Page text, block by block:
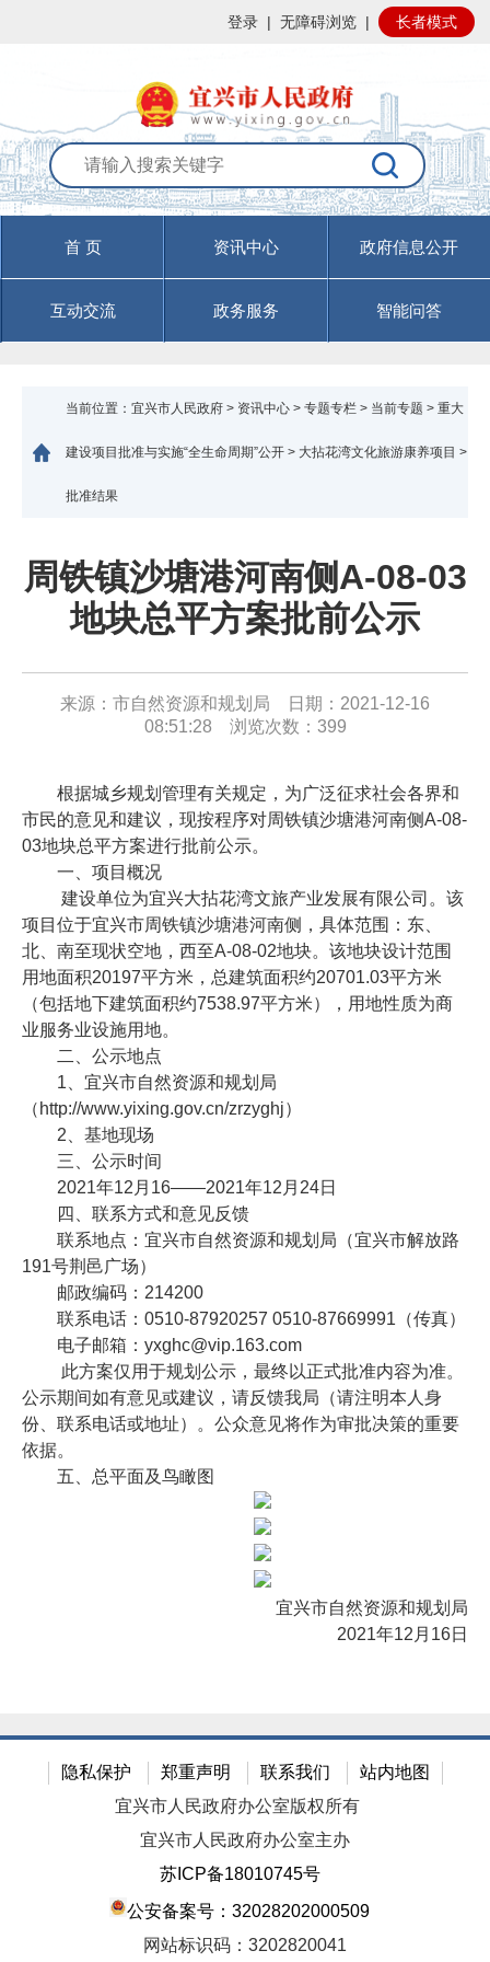
登录 | 无障碍浏览 | 长者模式
首 页 资讯中心 政府信息公开
互动交流 政务服务 智能问答
当前位置： 宜兴市人民政府 > 资讯中心 > 专题专栏 > 当前专题 > 重大
建设项目批准与实施“全生命周期”公开 > 大拈花湾文化旅游康养项目 >
批准结果
周铁镇沙塘港河南侧A-08-03
地块总平方案批前公示
来源：市自然资源和规划局 日期：2021-12-16
08:51:28 浏览次数： 399
根据城乡规划管理有关规定，为广泛征求社会各界和
市民的意见和建议，现按程序对周铁镇沙塘港河南侧A-08-
03地块总平方案进行批前公示。
一、项目概况
建设单位为宜兴大拈花湾文旅产业发展有限公司。该
项目位于宜兴市周铁镇沙塘港河南侧，具体范围：东、
北、南至现状空地，西至A-08-02地块。该地块设计范围
用地面积20197平方米，总建筑面积约20701.03平方米
（包括地下建筑面积约7538.97平方米），用地性质为商
业服务业设施用地。
二、公示地点
1、宜兴市自然资源和规划局
（http://www.yixing.gov.cn/zrzyghj）
2、基地现场
三、公示时间
2021年12月16——2021年12月24日
四、联系方式和意见反馈
联系地点：宜兴市自然资源和规划局（宜兴市解放路
191号荆邑广场）
邮政编码：214200
联系电话：0510-87920257 0510-87669991（传真）
电子邮箱：yxghc@vip.163.com
此方案仅用于规划公示，最终以正式批准内容为准。
公示期间如有意见或建议，请反馈我局（请注明本人身
份、联系电话或地址）。公众意见将作为审批决策的重要
依据。
五、总平面及鸟瞰图
宜兴市自然资源和规划局
2021年12月16日
隐私保护 郑重声明 联系我们
站内地图
宜兴市人民政府办公室版权所有
宜兴市人民政府办公室主办
苏ICP备18010745号
公安备案号：32028202000509
网站标识码：3202820041